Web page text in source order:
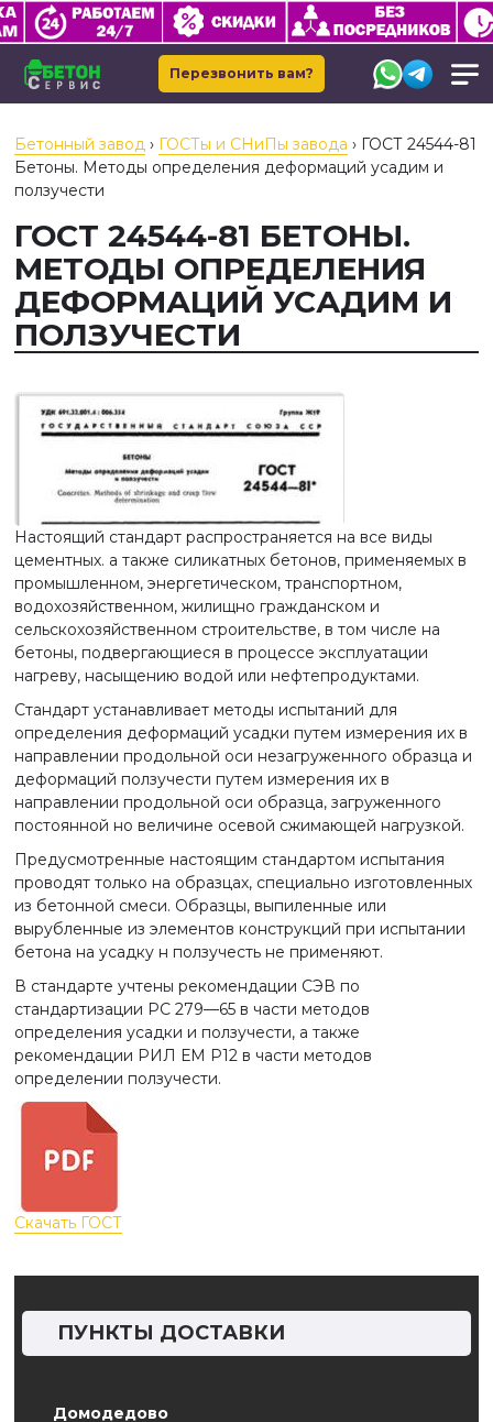
Перезвонить вам?
ПУНКТЫ ДОСТАВКИ
Домодедово
Бетонный завод › ГОСТы и СНиПы завода › ГОСТ 24544-81
Бетоны. Методы определения деформаций усадим и
ползучести
ГОСТ 24544-81 БЕТОНЫ.
МЕТОДЫ ОПРЕДЕЛЕНИЯ
ДЕФОРМАЦИЙ УСАДИМ И
ПОЛЗУЧЕСТИ
Настоящий стандарт распространяется на все виды
цементных. а также силикатных бетонов, применяемых в
промышленном, энергетическом, транспортном,
водохозяйственном, жилищно гражданском и
сельскохозяйственном строительстве, в том числе на
бетоны, подвергающиеся в процессе эксплуатации
нагреву, насыщению водой или нефтепродуктами.
Стандарт устанавливает методы испытаний для
определения деформаций усадки путем измерения их в
направлении продольной оси незагруженного образца и
деформаций ползучести путем измерения их в
направлении продольной оси образца, загруженного
постоянной но величине осевой сжимающей нагрузкой.
Предусмотренные настоящим стандартом испытания
проводят только на образцах, специально изготовленных
из бетонной смеси. Образцы, выпиленные или
вырубленные из элементов конструкций при испытании
бетона на усадку н ползучесть не применяют.
В стандарте учтены рекомендации СЭВ по
стандартизации PC 279—65 в части методов
определения усадки и ползучести, а также
рекомендации РИЛ ЕМ Р12 в части методов
определении ползучести.
Скачать ГОСТ